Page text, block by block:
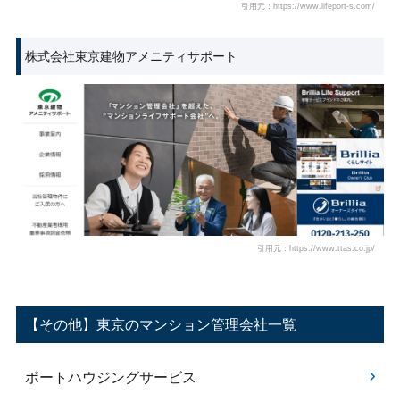
引用元：https://www.lifeport-s.com/
株式会社東京建物アメニティサポート
引用元：https://www.ttas.co.jp/
【その他】東京のマンション管理会社一覧
ポートハウジングサービス